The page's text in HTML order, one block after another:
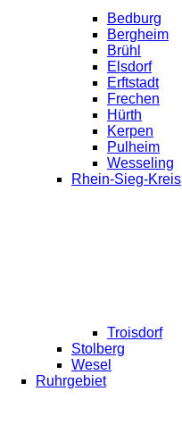
Bedburg
Bergheim
Brühl
Elsdorf
Erftstadt
Frechen
Hürth
Kerpen
Pulheim
Wesseling
Rhein-Sieg-Kreis
Troisdorf
Stolberg
Wesel
Ruhrgebiet